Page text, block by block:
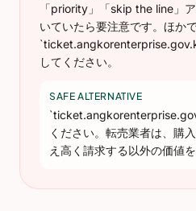
「priority」「skip the line」
いていたら要注意です。ほか
してください。
SAFE ALTERNATIVE
ください。転売業者は、購
え高く請求する以外の価値